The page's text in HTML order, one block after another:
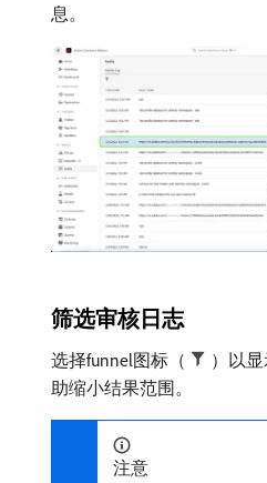
息。
筛选审核日志
选择funnel图标（
）以
助缩小结果范围。
注意